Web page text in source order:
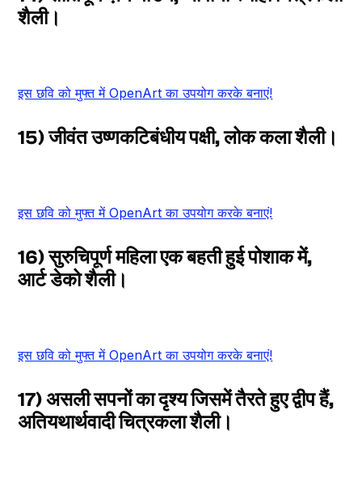
शैली।
इस छवि को मुफ्त में OpenArt का उपयोग करके बनाएं!
15) जीवंत उष्णकटिबंधीय पक्षी, लोक कला शैली।
इस छवि को मुफ्त में OpenArt का उपयोग करके बनाएं!
16) सुरुचिपूर्ण महिला एक बहती हुई पोशाक में,
आर्ट डेको शैली।
इस छवि को मुफ्त में OpenArt का उपयोग करके बनाएं!
17) असली सपनों का दृश्य जिसमें तैरते हुए द्वीप हैं,
अतियथार्थवादी चित्रकला शैली।